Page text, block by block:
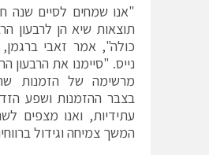
"אנו שמחים לסיים שנה
תוצאות שיא הן לרבעון
כולה", אמר זאבי
נייס. "סיימנו את הרבעון
מרשימה של הזמנות
בצבר ההזמנות ושפע
עתידיות, ואנו מצפים
המשך צמיחה וגידול ברווחיות